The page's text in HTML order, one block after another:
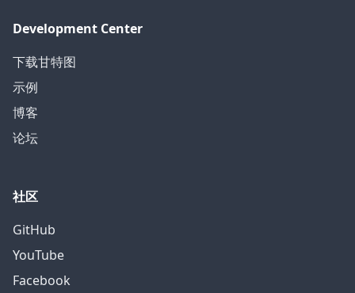
Development Center
下载甘特图
示例
博客
论坛
社区
GitHub
YouTube
Facebook